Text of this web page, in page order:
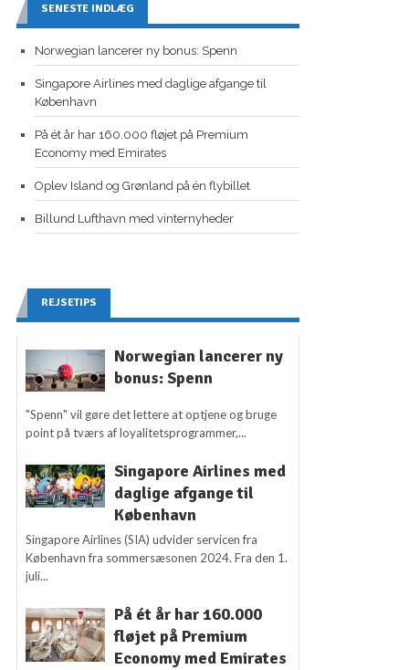
SENESTE INDLÆG
Norwegian lancerer ny bonus: Spenn
Singapore Airlines med daglige afgange til
København
På ét år har 160.000 fløjet på Premium
Economy med Emirates
Oplev Island og Grønland på én flybillet
Billund Lufthavn med vinternyheder
REJSETIPS
Norwegian lancerer ny
bonus: Spenn
"Spenn" vil gøre det lettere at optjene og bruge
point på tværs af loyalitetsprogrammer,...
Singapore Airlines med
daglige afgange til
København
Singapore Airlines (SIA) udvider servicen fra
København fra sommersæsonen 2024. Fra den 1.
juli...
På ét år har 160.000
fløjet på Premium
Economy med Emirates